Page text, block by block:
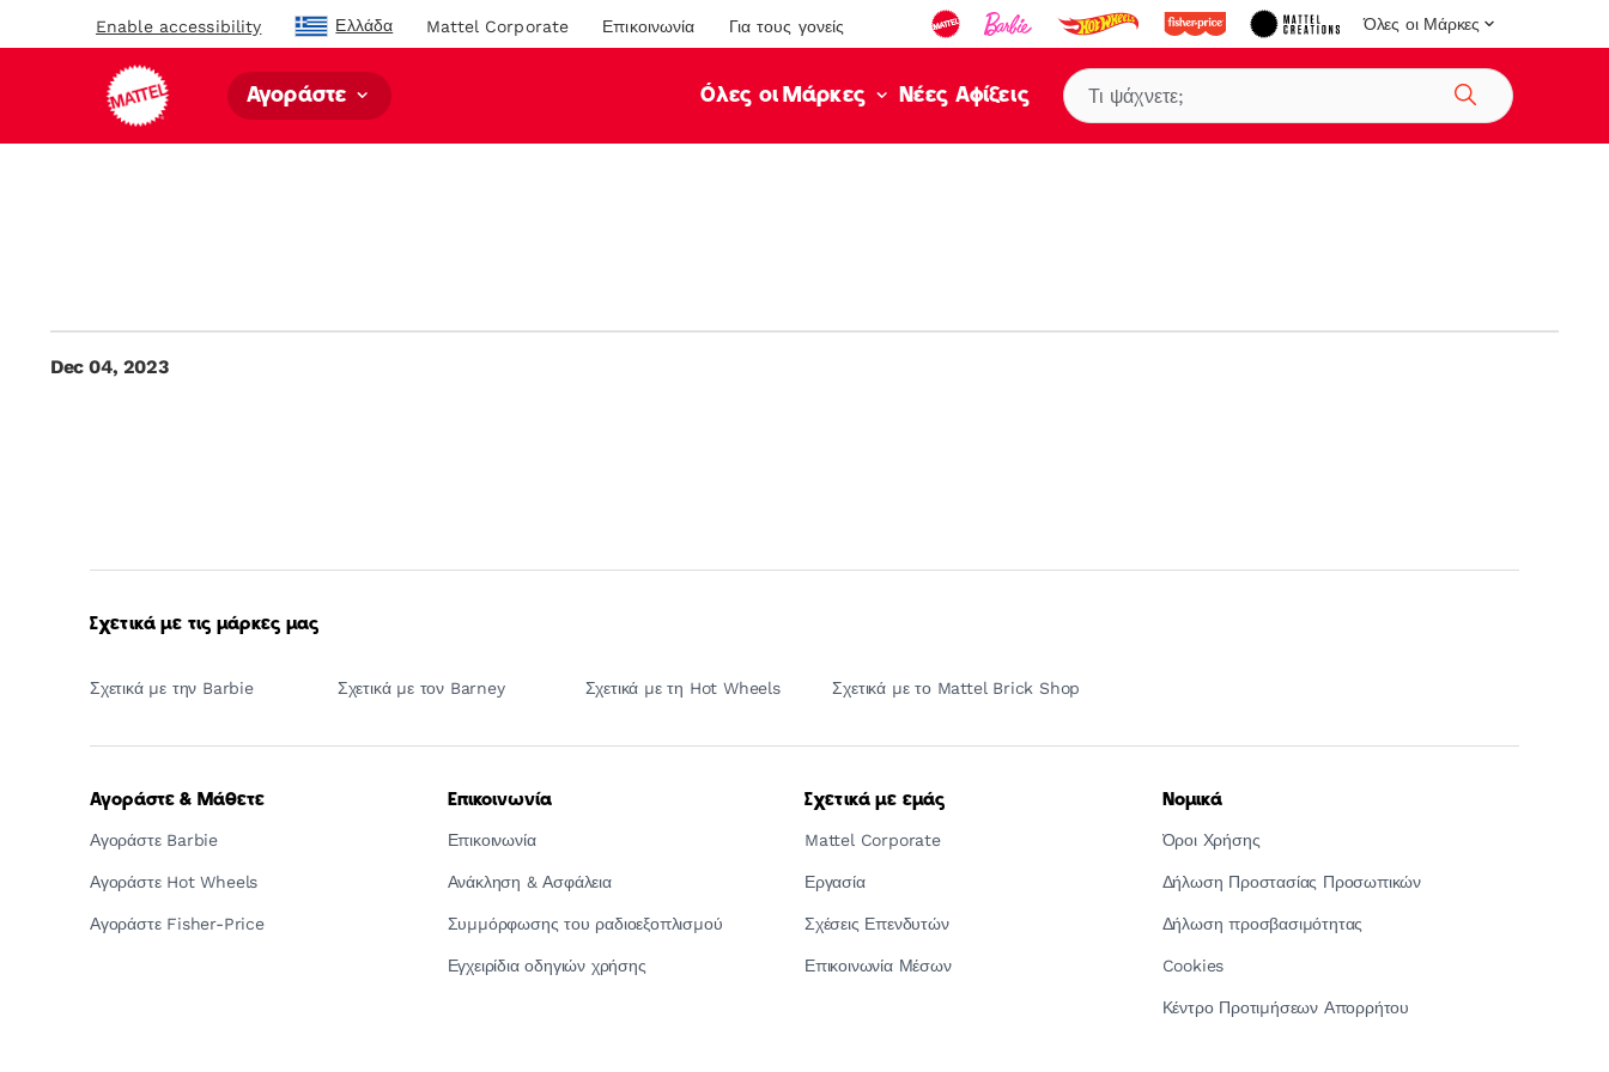
Enable accessibility Ελλάδα Mattel Corporate Επικοινωνία Για τους γονείς Όλες οι Μάρκες
Αγοράστε Όλες οι Μάρκες Νέες Αφίξεις
Αναζήτηση
Dec 04, 2023
Σχετικά με τις μάρκες μας
Σχετικά με την Barbie Σχετικά με τον Barney Σχετικά με τη Hot Wheels Σχετικά με το Mattel Brick Shop
Αγοράστε & Μάθετε
Αγοράστε Barbie
Αγοράστε Hot Wheels
Αγοράστε Fisher-Price
Επικοινωνία
Επικοινωνία
Ανάκληση & Ασφάλεια
Συμμόρφωσης του ραδιοεξοπλισμού
Εγχειρίδια οδηγιών χρήσης
Σχετικά με εμάς
Mattel Corporate
Εργασία
Σχέσεις Επενδυτών
Επικοινωνία Μέσων
Νομικά
Όροι Χρήσης
Δήλωση Προστασίας Προσωπικών
Δήλωση προσβασιμότητας
Cookies
Κέντρο Προτιμήσεων Απορρήτου